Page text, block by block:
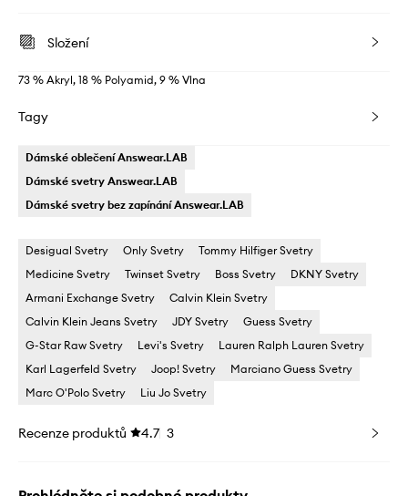
Složení
73 % Akryl, 18 % Polyamid, 9 % Vlna
Tagy
Dámské oblečení Answear.LAB
Dámské svetry Answear.LAB
Dámské svetry bez zapínání Answear.LAB
Desigual Svetry Only Svetry
Tommy Hilfiger Svetry
Medicine Svetry
Twinset Svetry Boss Svetry
DKNY Svetry
Armani Exchange Svetry
Calvin Klein Svetry
Calvin Klein Jeans Svetry
JDY Svetry
Guess Svetry
G-Star Raw Svetry
Levi's Svetry
Lauren Ralph Lauren Svetry
Karl Lagerfeld Svetry
Joop! Svetry
Marciano Guess Svetry
Marc O'Polo Svetry
Liu Jo Svetry
Recenze produktů 4.7 3